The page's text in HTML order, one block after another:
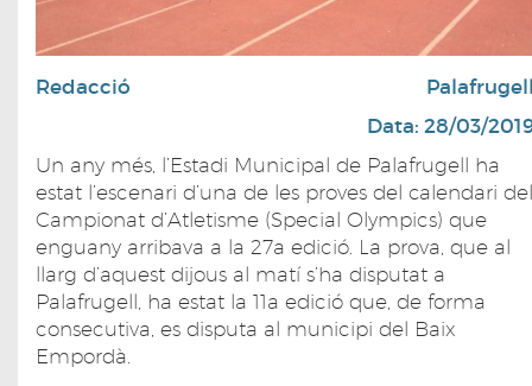
Redacció
Data: 28/03/
Un any més, l’Estadi Municipal de Palafrugell ha
estat l’escenari d’una de les proves del calendari del
Campionat d’Atletisme (Special Olympics) que
enguany arribava a la 27a edició. La prova, que al
llarg d’aquest dijous al matí s’ha disputat a
Palafrugell, ha estat la 11a edició que, de forma
consecutiva, es disputa al municipi del Baix
Empordà.